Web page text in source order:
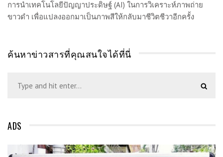
การนำเทคโนโลยีปัญญาประดิษฐ์ (AI) ในการวิเคราะห์ภาพถ่าย
ขาวดำ เพื่อแปลงออกมาเป็นภาพสีให้กลับมาชีวิตชีวาอีกครั้ง
ค้นหาข่าวสารที่คุณสนใจได้ที่นี่
ADS